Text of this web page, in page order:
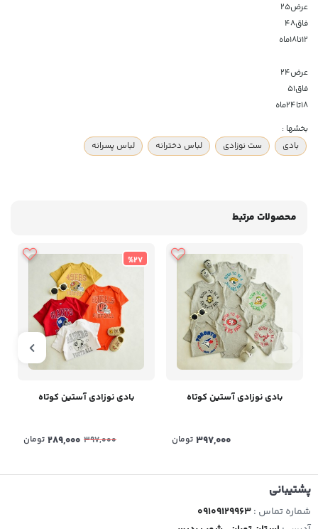
عرض۲۵
فاق۴۸
۱۲تا۱۸ماه
عرض۲۴
فاق۵۱
۱۸تا۲۴ماه
بخشها :
بادی
ست نوزادی لباس دخترانه لباس پسرانه
محصولات مرتبط
بادی نوزادی آستین کوتاه
397,000 تومان
%27
بادی نوزادی آستین کوتاه
397,000
289,000 تومان
پشتیبانی
شماره تماس :09109129963